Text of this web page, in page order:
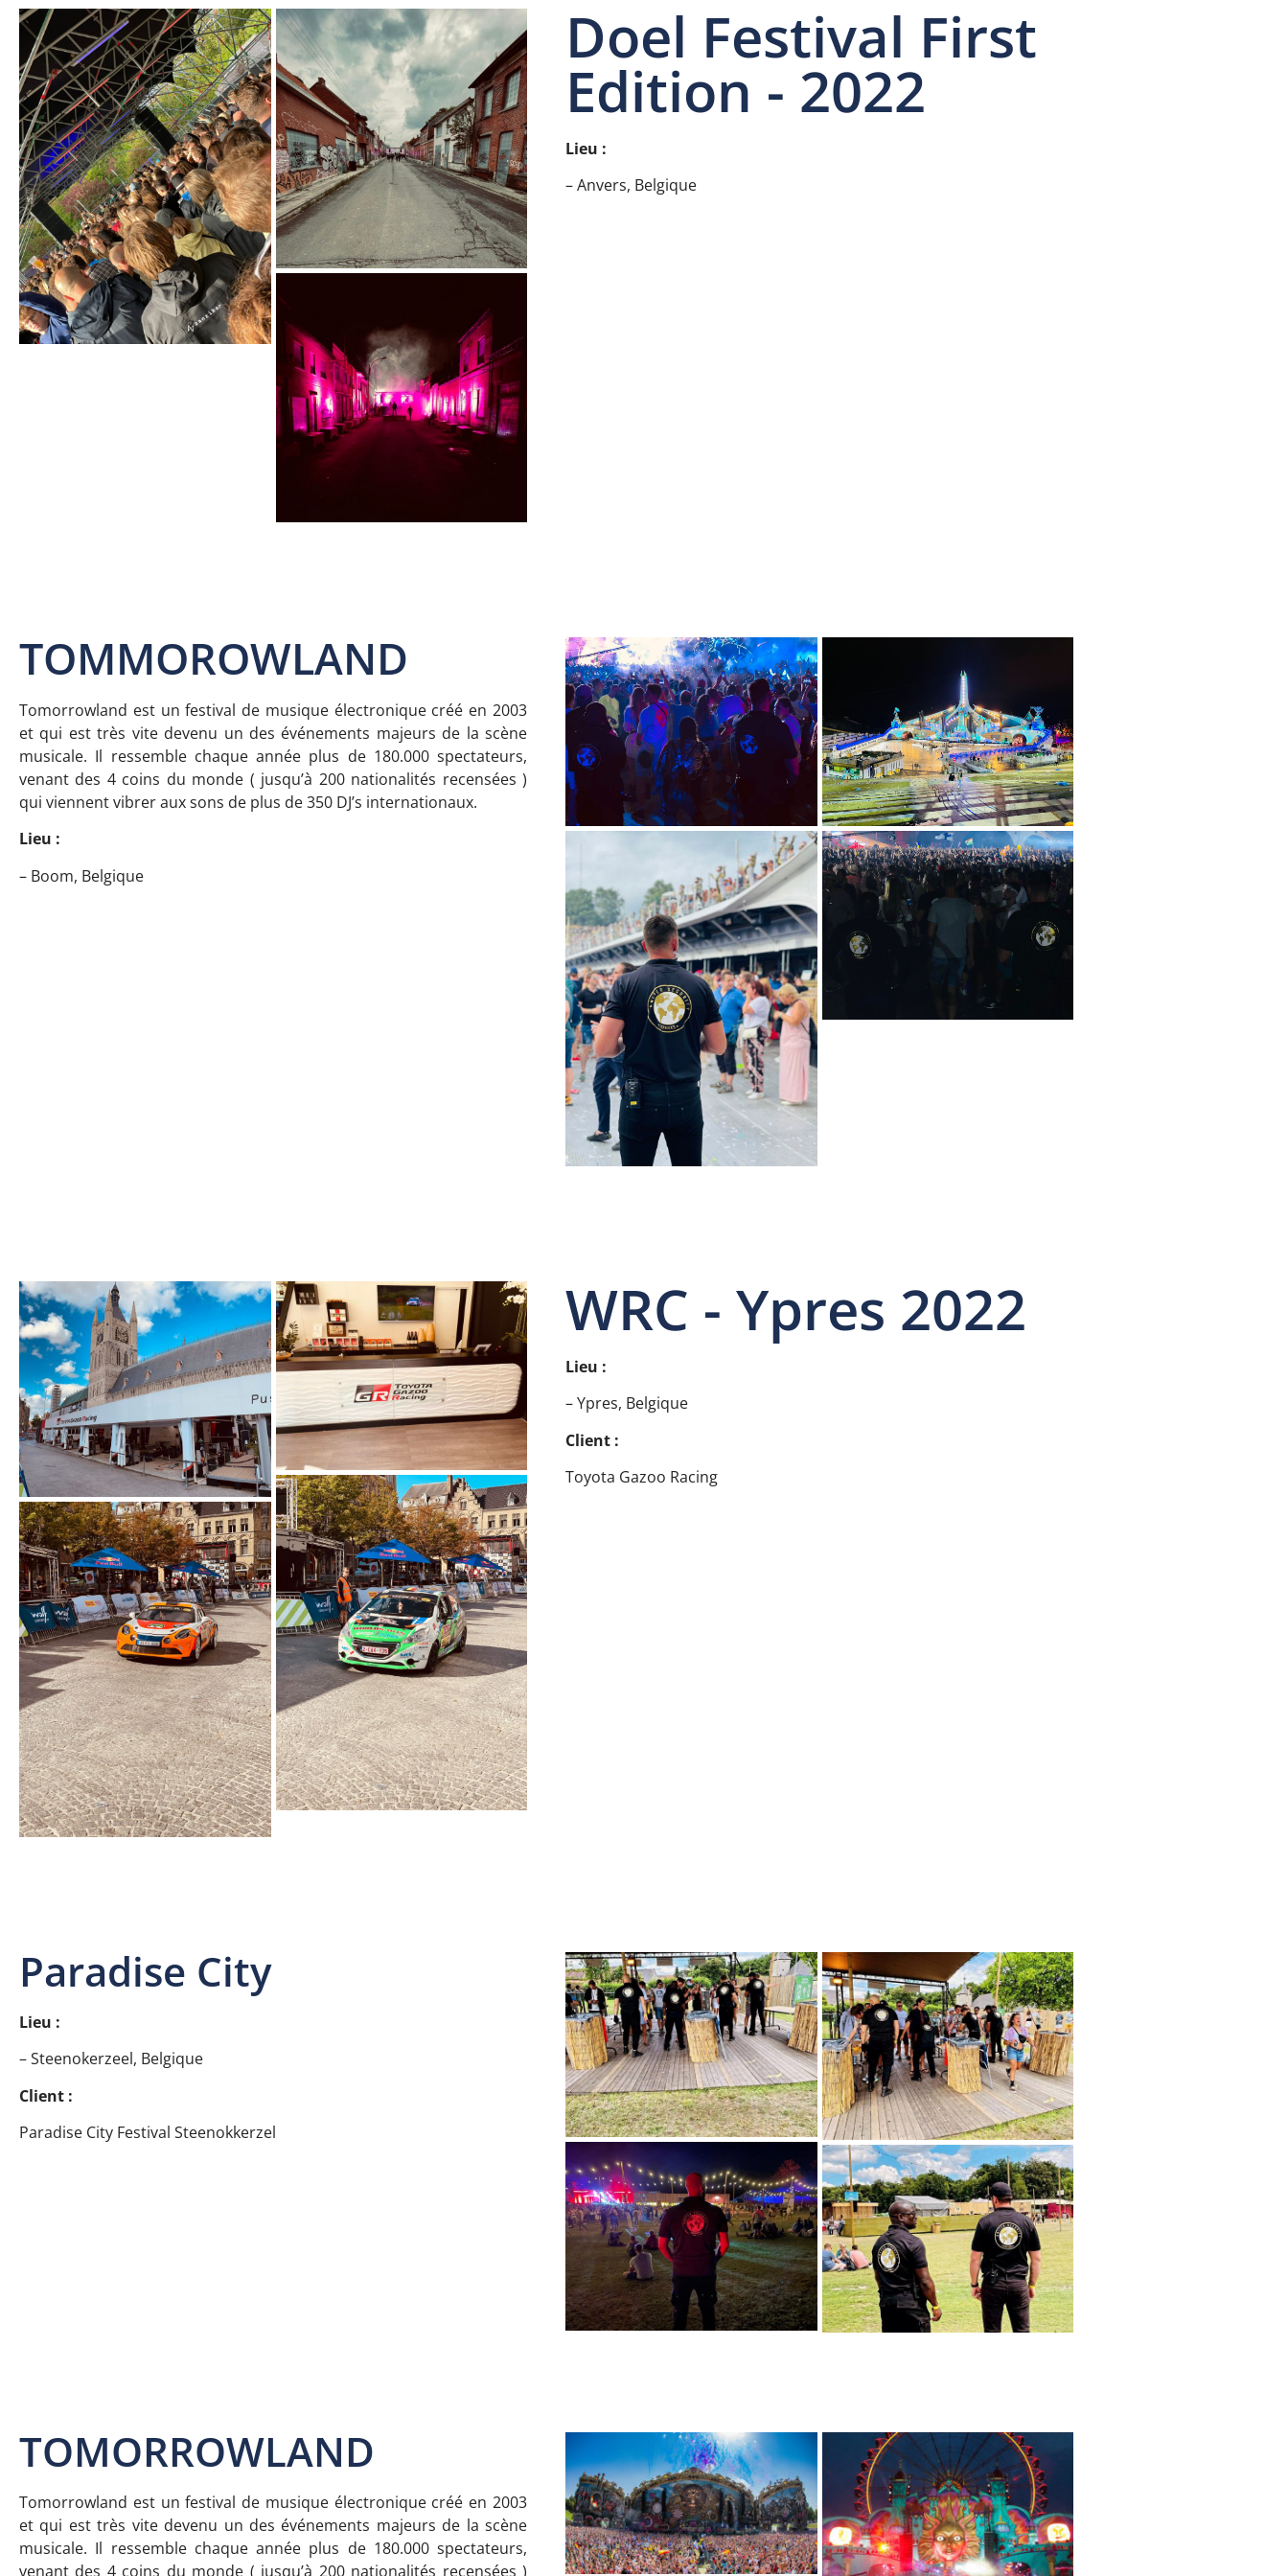
Doel Festival First
Edition - 2022
Lieu :
– Anvers, Belgique
TOMMOROWLAND
Tomorrowland est un festival de musique électronique créé en 2003
et qui est très vite devenu un des événements majeurs de la scène
musicale. Il ressemble chaque année plus de 180.000 spectateurs,
venant des 4 coins du monde ( jusqu’à 200 nationalités recensées )
qui viennent vibrer aux sons de plus de 350 DJ’s internationaux.
Lieu :
– Boom, Belgique
WRC - Ypres 2022
Lieu :
– Ypres, Belgique
Client :
Toyota Gazoo Racing
Paradise City
Lieu :
– Steenokerzeel, Belgique
Client :
Paradise City Festival Steenokkerzel
TOMORROWLAND
Tomorrowland est un festival de musique électronique créé en 2003
et qui est très vite devenu un des événements majeurs de la scène
musicale. Il ressemble chaque année plus de 180.000 spectateurs,
venant des 4 coins du monde ( jusqu’à 200 nationalités recensées )